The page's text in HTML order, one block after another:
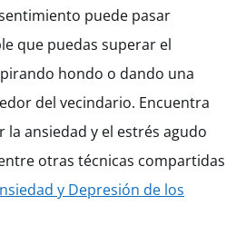
puede pasar
que puedas superar el
hondo o dando una
del vecindario. Encuentra
la ansiedad y el estrés agudo
otras técnicas compartidas
y Depresión de los